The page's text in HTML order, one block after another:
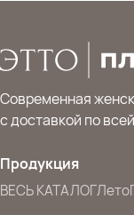
Современная
с доставкой по
Продукция
ВЕСЬ КАТАЛОГЛето